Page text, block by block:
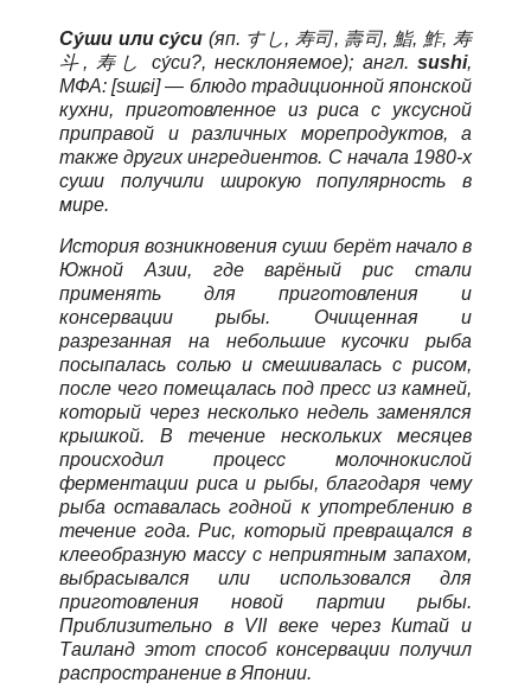
Су́ши или су́си (яп. すし, 寿司, 壽司, 鮨, 鮓, 寿
斗, 寿し су́си?, несклоняемое); англ. sushi,
МФА: [sɯɕi] — блюдо традиционной японской
кухни, приготовленное из риса с уксусной
приправой и различных морепродуктов, а
также других ингредиентов. С начала 1980-х
суши получили широкую популярность в
мире.
История возникновения суши берёт начало в
Южной Азии, где варёный рис стали
применять для приготовления и
консервации рыбы. Очищенная и
разрезанная на небольшие кусочки рыба
посыпалась солью и смешивалась с рисом,
после чего помещалась под пресс из камней,
который через несколько недель заменялся
крышкой. В течение нескольких месяцев
происходил процесс молочнокислой
ферментации риса и рыбы, благодаря чему
рыба оставалась годной к употреблению в
течение года. Рис, который превращался в
клееобразную массу с неприятным запахом,
выбрасывался или использовался для
приготовления новой партии рыбы.
Приблизительно в VII веке через Китай и
Таиланд этот способ консервации получил
распространение в Японии.